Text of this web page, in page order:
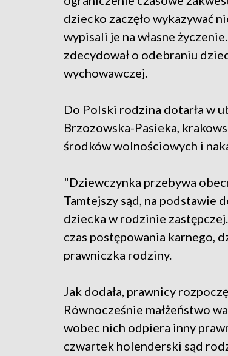
dziecko zaczęło wykazywać
wypisali je na własne
zdecydował o odebraniu
wychowawczej.
Do Polski rodzina dotarła w
Brzozowska-Pasieka,
środków wolnościowych i
"Dziewczynka przebywa
Tamtejszy sąd, na podstawie
dziecka w rodzinie
czas postępowania karnego,
prawniczka rodziny.
Jak dodała, prawnicy
Równocześnie małżeństwo
wobec nich odpiera inny
czwartek holenderski sąd